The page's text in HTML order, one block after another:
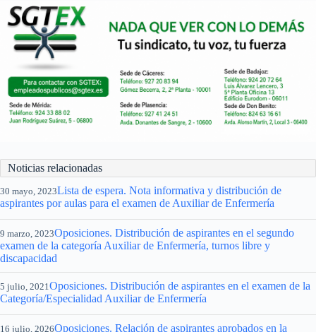
Noticias relacionadas
30 mayo, 2023Lista de espera. Nota informativa y distribución de
aspirantes por aulas para el examen de Auxiliar de Enfermería
9 marzo, 2023Oposiciones. Distribución de aspirantes en el segundo
examen de la categoría Auxiliar de Enfermería, turnos libre y
discapacidad
5 julio, 2021 Oposiciones. Distribución de aspirantes en el examen de la
Categoría/Especialidad Auxiliar de Enfermería
16 julio, 2026Oposiciones. Relación de aspirantes aprobados en la